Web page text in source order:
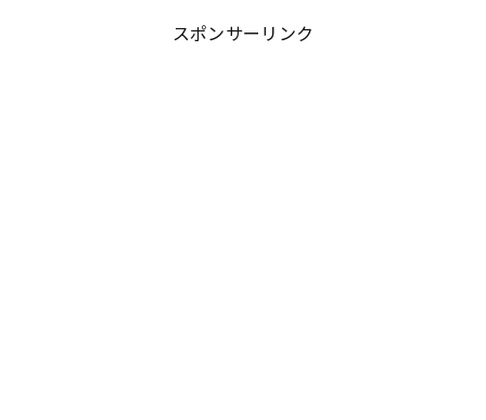
スポンサーリンク